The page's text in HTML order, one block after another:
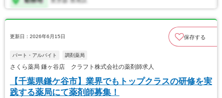
更新日：2026年6月15日 保存する
パート・アルバイト 調剤薬局
さくら薬局 鎌ヶ谷店 クラフト株式会社の薬剤師求人
【千葉県鎌ケ谷市】業界でもトップクラスの研修を実
践する薬局にて薬剤師募集！